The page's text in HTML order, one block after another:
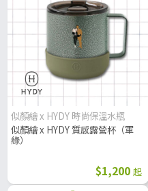
似顏繪 x HYDY 時尚保溫水瓶
似顏繪 x HYDY 質感露營杯（軍
綠）
$1,200 起